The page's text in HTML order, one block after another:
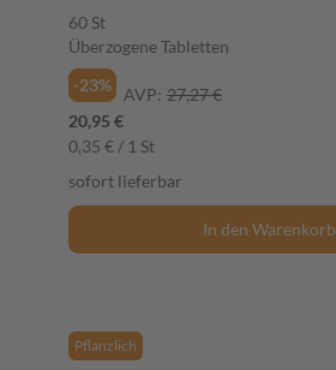
Tabletten
60 St
Überzogene Tabletten
-23%
AVP: 27,27 €
20,95 €
0,35 € / 1 St
sofort lieferbar
In den Warenkorb
Pflanzlich